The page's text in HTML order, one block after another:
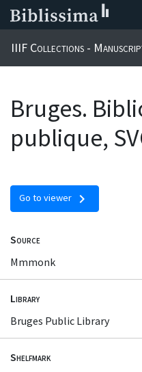
IIIF Collections -
Bruges.
publique,
Go to viewer chevron_right
Source
Mmmonk
Library
Bruges Public Library
Shelfmark